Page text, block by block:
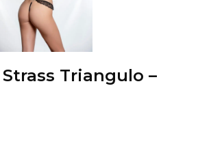
Triangulo –